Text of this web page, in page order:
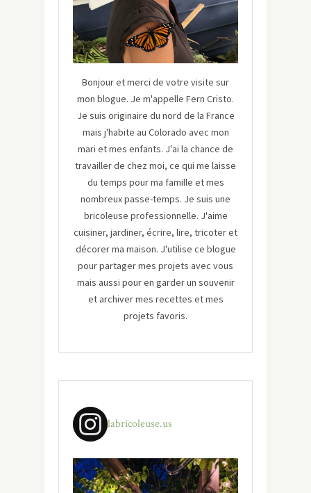
Bonjour et merci de votre visite sur
mon blogue. Je m'appelle Fern Cristo.
Je suis originaire du nord de la France
mais j'habite au Colorado avec mon
mari et mes enfants. J'ai la chance de
travailler de chez moi, ce qui me laisse
du temps pour ma famille et mes
nombreux passe-temps. Je suis une
bricoleuse professionnelle. J'aime
cuisiner, jardiner, écrire, lire, tricoter et
décorer ma maison. J'utilise ce blogue
pour partager mes projets avec vous
mais aussi pour en garder un souvenir
et archiver mes recettes et mes
projets favoris.
labricoleuse.us